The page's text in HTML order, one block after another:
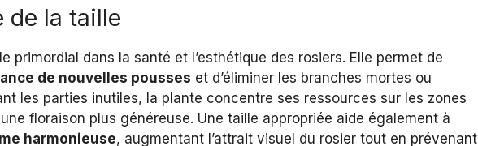
de la taille
primordial dans la santé et l’esthétique des rosiers. Elle permet de
de nouvelles pousses et d’éliminer les branches mortes ou
les parties inutiles, la plante concentre ses ressources sur les zones
floraison plus généreuse. Une taille appropriée aide également à
harmonieuse, augmentant l’attrait visuel du rosier tout en prévenant